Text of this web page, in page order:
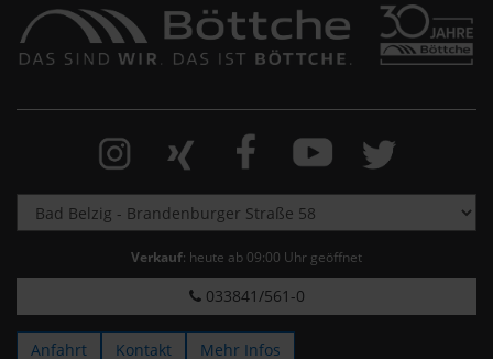
Verkauf: heute ab 09:00 Uhr geöffnet
033841/561-0
Anfahrt Kontakt Mehr Infos